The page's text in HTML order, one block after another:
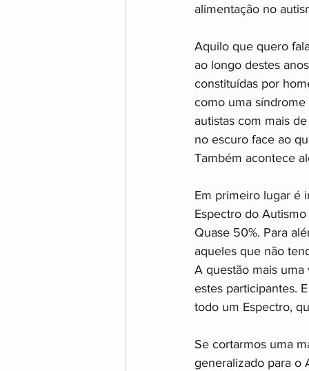
alimentação no
Aquilo que quero
ao longo destes
constituídas por
como uma síndrome
autistas com mais
no escuro face ao
Também acontece
Em primeiro lugar é
Espectro do
Quase 50%. Para
aqueles que não
A questão mais
estes participantes.
todo um Espectro,
Se cortarmos uma
generalizado para o